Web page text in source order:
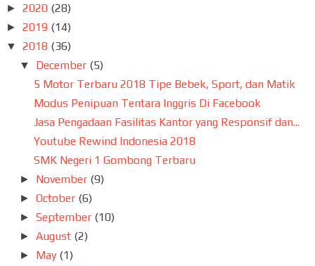
► 2020 (28)
► 2019 (14)
▼ 2018 (36)
▼ December (5)
5 Motor Terbaru 2018 Tipe Bebek, Sport, dan Matik
Modus Penipuan Tentara Inggris Di Facebook
Jasa Pengadaan Fasilitas Kantor yang Responsif dan...
Youtube Rewind Indonesia 2018
SMK Negeri 1 Gombong Terbaru
► November (9)
►October (6)
►September (10)
►August (2)
► May (1)